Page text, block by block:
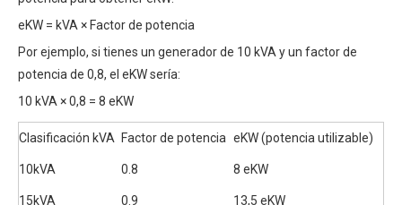
eKW = kVA × Factor de potencia
Por ejemplo, si tienes un generador de 10 kVA y un factor de
potencia de 0,8, el eKW sería:
10 kVA × 0,8 = 8 eKW
Clasificación kVA Factor de potencia eKW (potencia utilizable)
10kVA 0.8 8 eKW
15kVA 0.9 13,5 eKW